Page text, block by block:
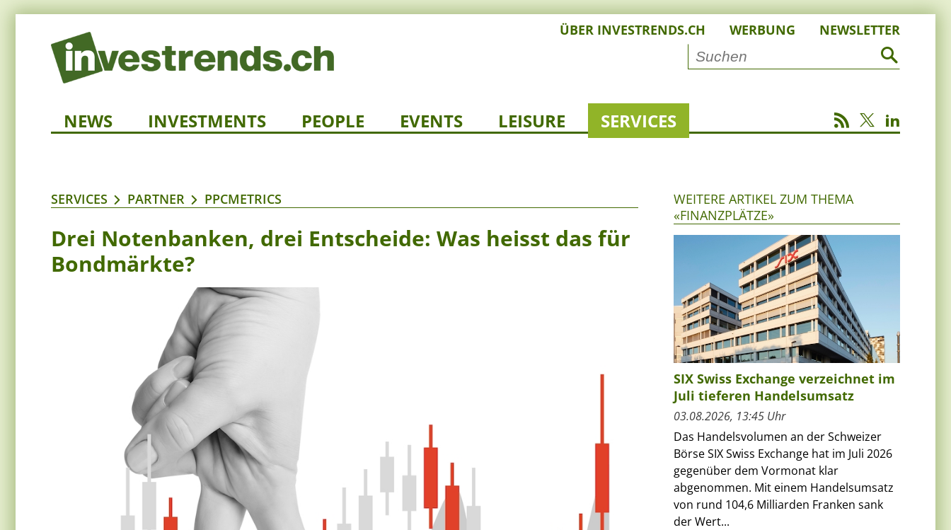
ÜBER INVESTRENDS.CH WERBUNG NEWSLETTER
NEWS INVESTMENTS PEOPLE EVENTS LEISURE SERVICES
SERVICES PARTNER PPCMETRICS
Drei Notenbanken, drei Entscheide: Was heisst das für
Bondmärkte?
WEITERE ARTIKEL ZUM THEMA
«FINANZPLÄTZE»
SIX Swiss Exchange verzeichnet im
Juli tieferen Handelsumsatz
03.08.2026, 13:45 Uhr
Das Handelsvolumen an der Schweizer
Börse SIX Swiss Exchange hat im Juli 2026
gegenüber dem Vormonat klar
abgenommen. Mit einem Handelsumsatz
von rund 104,6 Milliarden Franken sank
der Wert...